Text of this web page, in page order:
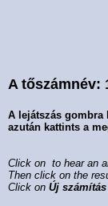
A tőszámnév:
A lejátszás gombra
azután kattints a
Click on to hear an
Then click on the
Click on Új számítás